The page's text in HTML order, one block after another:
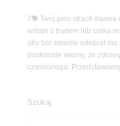
7🐕 Twój pies stracił
wstaje z trudem lub unika
aby ból stawów odebrał
doskonale wiemy, że
czworonoga.
Szukaj